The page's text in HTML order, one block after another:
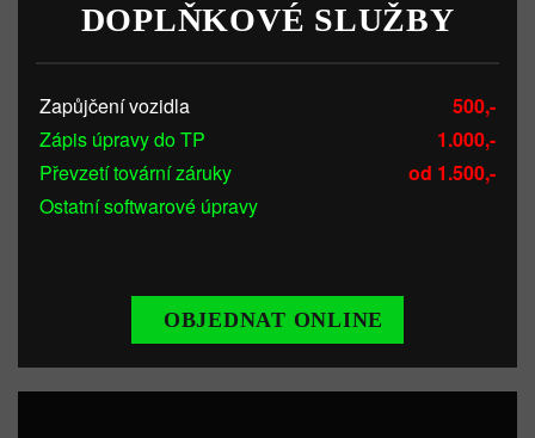
DOPLŇKOVÉ SLUŽBY
Zapůjčení vozidla
500,-
Zápis úpravy do TP
1.000,-
Převzetí tovární záruky
od 1.500,-
Ostatní softwarové úpravy
OBJEDNAT ONLINE